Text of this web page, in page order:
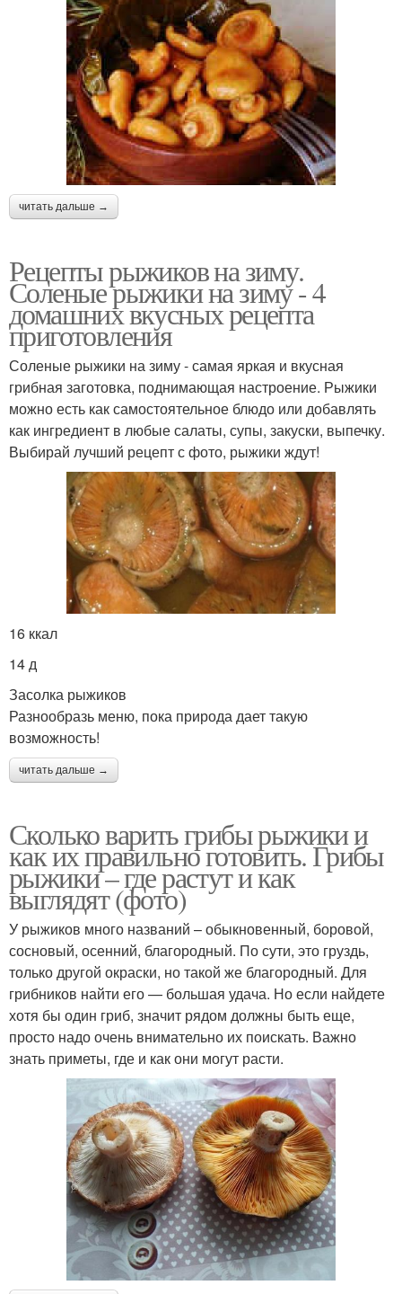
читать дальше →
Рецепты рыжиков на зиму.
Соленые рыжики на зиму - 4
домашних вкусных рецепта
приготовления
Соленые рыжики на зиму - самая яркая и вкусная
грибная заготовка, поднимающая настроение. Рыжики
можно есть как самостоятельное блюдо или добавлять
как ингредиент в любые салаты, супы, закуски, выпечку.
Выбирай лучший рецепт с фото, рыжики ждут!
16 ккал
14 д
Засолка рыжиков
Разнообразь меню, пока природа дает такую
возможность!
читать дальше →
Сколько варить грибы рыжики и
как их правильно готовить. Грибы
рыжики – где растут и как
выглядят (фото)
У рыжиков много названий – обыкновенный, боровой,
сосновый, осенний, благородный. По сути, это груздь,
только другой окраски, но такой же благородный. Для
грибников найти его — большая удача. Но если найдете
хотя бы один гриб, значит рядом должны быть еще,
просто надо очень внимательно их поискать. Важно
знать приметы, где и как они могут расти.